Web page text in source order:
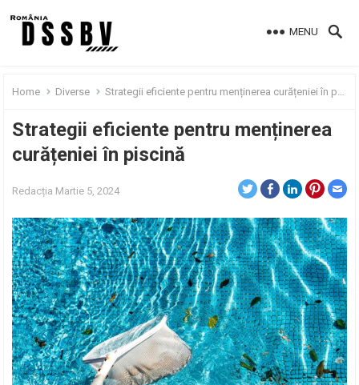
MENU
Home Diverse Strategii eficiente pentru menținerea curățeniei în piscină
Strategii eficiente pentru menținerea
curățeniei în piscină
Redacția Martie 5, 2024